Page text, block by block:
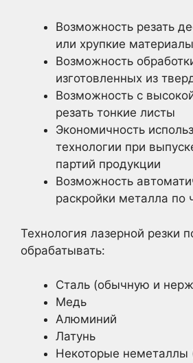
Возможность резать
или хрупкие материалы
Возможность
изготовленных из
Возможность с
резать тонкие листы
Экономичность
технологии при
партий продукции
Возможность
раскройки металла по
Технология лазерной резки
обрабатывать:
Сталь (обычную и
Медь
Алюминий
Латунь
Некоторые неметаллы